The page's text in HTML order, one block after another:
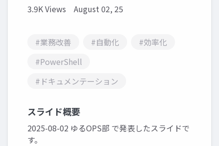
3.9K Views August 02, 25
#業務改善 #自動化
#効率化
#PowerShell
#ドキュメンテーション
スライド概要
2025-08-02 ゆるOPS部 で発表したスライドで
す。